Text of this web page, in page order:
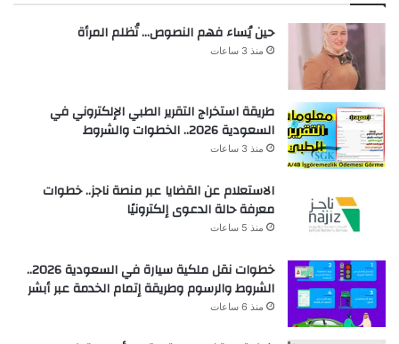
حين يُساء فهم النصوص… تُظلم المرأة
منذ 3 ساعات
طريقة استخراج التقرير الطبي الإلكتروني في
السعودية 2026.. الخطوات والشروط
منذ 3 ساعات
الاستعلام عن القضايا عبر منصة ناجز.. خطوات
معرفة حالة الدعوى إلكترونيًا
منذ 5 ساعات
خطوات نقل ملكية سيارة في السعودية 2026..
الشروط والرسوم وطريقة إتمام الخدمة عبر أبشر
منذ 6 ساعات